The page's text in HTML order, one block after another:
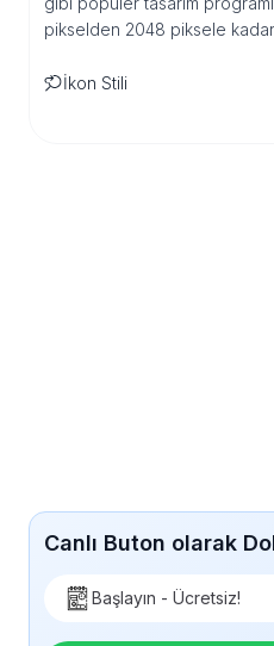
pikselden 2048 piksele
İkon Stili
Canlı Buton olarak
Başlayın - Ücretsiz!